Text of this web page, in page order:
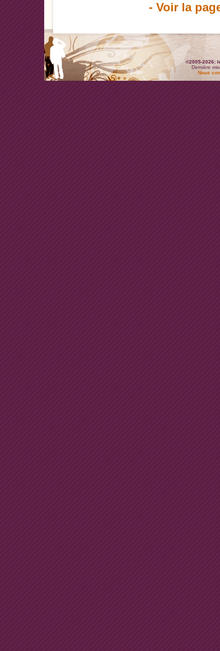
- Voir la
©2005-2026:
Dernière
Nous